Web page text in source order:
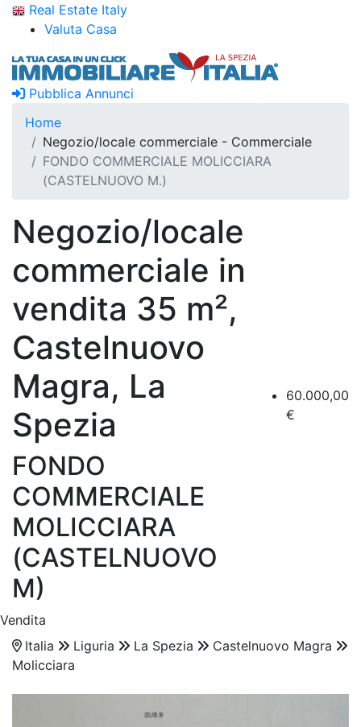
Real Estate Italy
Valuta Casa
Pubblica Annunci
Home
Negozio/locale commerciale - Commerciale
FONDO COMMERCIALE MOLICCIARA
(CASTELNUOVO M.)
Negozio/locale
commerciale in
vendita 35 m²,
Castelnuovo
Magra, La
Spezia
FONDO
COMMERCIALE
MOLICCIARA
(CASTELNUOVO
M)
60.000,00
€
Vendita
Italia
Liguria La Spezia
Castelnuovo Magra
Molicciara